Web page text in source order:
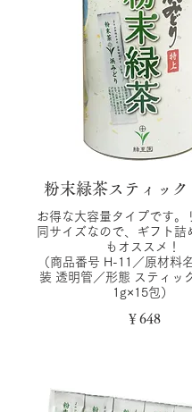
粉末緑茶スティック
お得な大容量タイプです。
同サイズなので、ギフト詰
もオススメ！
（商品番号 H-11／原材料
装 透明管／形態 スティッ
1g×15包）
￥648